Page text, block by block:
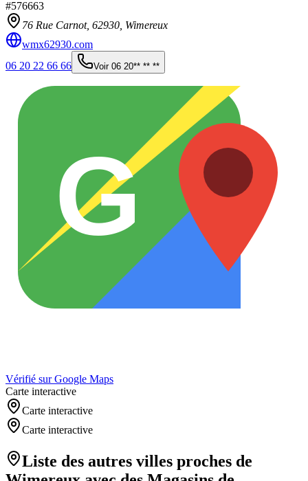
#576663
76 Rue Carnot, 62930 Wimereux
wmx62930.com
06 20 22 66 66
Voir 06 20** ** **
G
Vérifié sur Google Maps
Carte interactive
Carte interactive
Carte interactive
Liste des autres villes proches de